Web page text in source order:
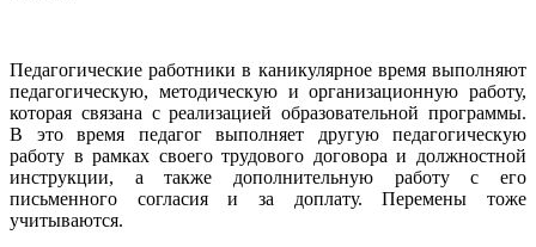
Педагогические работники в каникулярное время выполняют
педагогическую, методическую и организационную работу,
которая связана с реализацией образовательной программы.
В это время педагог выполняет другую педагогическую
работу в рамках своего трудового договора и должностной
инструкции, а также дополнительную работу с его
письменного согласия и за доплату. Перемены тоже
учитываются.